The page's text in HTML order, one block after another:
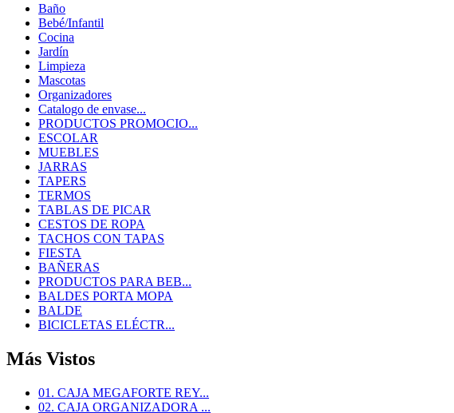
Baño
Bebé/Infantil
Cocina
Jardín
Limpieza
Mascotas
Organizadores
Catalogo de envase...
PRODUCTOS PROMOCIO...
ESCOLAR
MUEBLES
JARRAS
TAPERS
TERMOS
TABLAS DE PICAR
CESTOS DE ROPA
TACHOS CON TAPAS
FIESTA
BAÑERAS
PRODUCTOS PARA BEB...
BALDES PORTA MOPA
BALDE
BICICLETAS ELÉCTR...
Más Vistos
01. CAJA MEGAFORTE REY...
02. CAJA ORGANIZADORA ...